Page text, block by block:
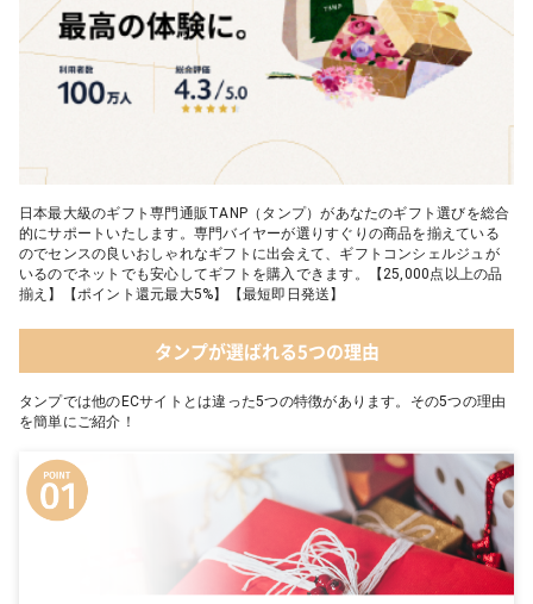
05 2人のための体験カタログ FOR2ギフト（GREEN）
日本最大級のギフト専門通販TANP（タンプ）があなたのギフト選びを総合
的にサポートいたします。専門バイヤーが選りすぐりの商品を揃えている
のでセンスの良いおしゃれなギフトに出会えて、ギフトコンシェルジュが
いるのでネットでも安心してギフトを購入できます。【25,000点以上の品
揃え】【ポイント還元最大5%】【最短即日発送】
タンプが選ばれる5つの理由
タンプでは他のECサイトとは違った5つの特徴があります。その5つの理由
を簡単にご紹介！